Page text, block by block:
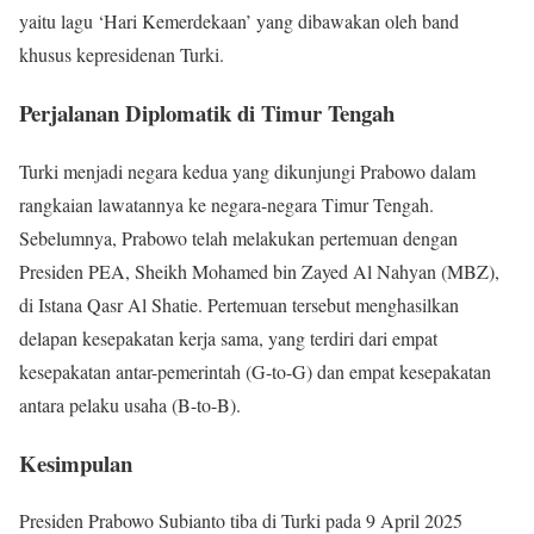
yaitu lagu ‘Hari Kemerdekaan’ yang dibawakan oleh band
khusus kepresidenan Turki.
Perjalanan Diplomatik di Timur Tengah
Turki menjadi negara kedua yang dikunjungi Prabowo dalam
rangkaian lawatannya ke negara-negara Timur Tengah.
Sebelumnya, Prabowo telah melakukan pertemuan dengan
Presiden PEA, Sheikh Mohamed bin Zayed Al Nahyan (MBZ),
di Istana Qasr Al Shatie. Pertemuan tersebut menghasilkan
delapan kesepakatan kerja sama, yang terdiri dari empat
kesepakatan antar-pemerintah (G-to-G) dan empat kesepakatan
antara pelaku usaha (B-to-B).
Kesimpulan
Presiden Prabowo Subianto tiba di Turki pada 9 April 2025